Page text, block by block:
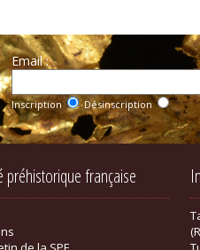
Email :
Inscription Désinscription
préhistorique française